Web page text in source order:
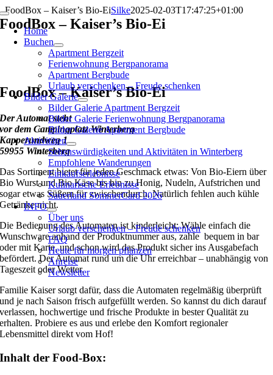
Zum
Inhalt
springen
Toggle
Navigation
Home
Buchen
Apartment Bergzeit
Ferienwohnung Bergpanorama
Apartment Bergbude
Urlaub verschenken – Freude schenken
Bilder Galerie
Bilder Galerie Apartment Bergzeit
Bilder Galerie Ferienwohnung Bergpanorama
Bilder Galerie Apartment Bergbude
Aktivitäten
Sehenswürdigkeiten und Aktivitäten in Winterberg
Empfohlene Wanderungen
Einkaufserlebnisse
Kulinarische Erlebnisse
Sauerland SommerCard 2026
INFO
Über uns
Urlaub verschenken – Freude schenken
FAQ
Heute für morgen pflanzen
Anreise
Newsletter
FoodBox – Kaiser’s Bio-EiSilke2025-02-03T17:47:25+01:00
FoodBox – Kaiser’s Bio-Ei
FoodBox – Kaiser’s Bio-Ei
Der Automat steht
vor dem Campingplatz Winterberg
Kapperundweg 1
59955 Winterberg
Das Sortiment bietet für jeden Geschmack etwas: Von Bio-Eiern über
Bio Wurst und Bio Käse bis hin zu Honig, Nudeln, Aufstrichen und
sogar etwas Süßem für zwischendurch. Natürlich fehlen auch kühle
Getränke nicht.
Die Bedienung des Automaten ist kinderleicht: Wähle einfach die
Wunschware anhand der Produktnummer aus, zahle bequem in bar
oder mit Karte, und schon wird das Produkt sicher ins Ausgabefach
befördert. Der Automat rund um die Uhr erreichbar – unabhängig von
Tageszeit oder Wetter.
Familie Kaiser sorgt dafür, dass die Automaten regelmäßig überprüft
und je nach Saison frisch aufgefüllt werden. So kannst du dich darauf
verlassen, hochwertige und frische Produkte in bester Qualität zu
erhalten. Probiere es aus und erlebe den Komfort regionaler
Lebensmittel direkt vom Hof!
Inhalt der Food-Box: